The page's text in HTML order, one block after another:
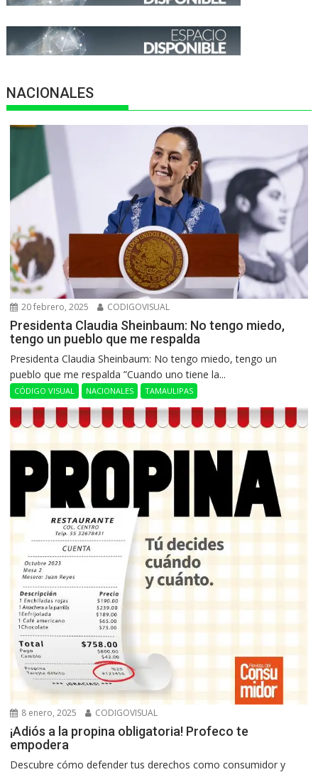
NACIONALES
20 febrero, 2025 CODIGOVISUAL
Presidenta Claudia Sheinbaum: No tengo miedo,
tengo un pueblo que me respalda
Presidenta Claudia Sheinbaum: No tengo miedo, tengo un
pueblo que me respalda ”Cuando uno tiene la...
CÓDIGO VISUAL NACIONALES TAMAULIPAS
8 enero, 2025 CODIGOVISUAL
¡Adiós a la propina obligatoria! Profeco te
empodera
Descubre cómo defender tus derechos como consumidor y